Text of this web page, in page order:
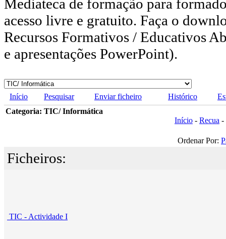
Mediateca de formação para
acesso livre e gratuito. Faça o
Recursos Formativos / Educativos
e apresentações PowerPoint).
Início Pesquisar Enviar ficheiro Histórico
Categoria: TIC/ Informática
Início - Recua -
Ordenar Por:
Ficheiros:
TIC - Actividade I